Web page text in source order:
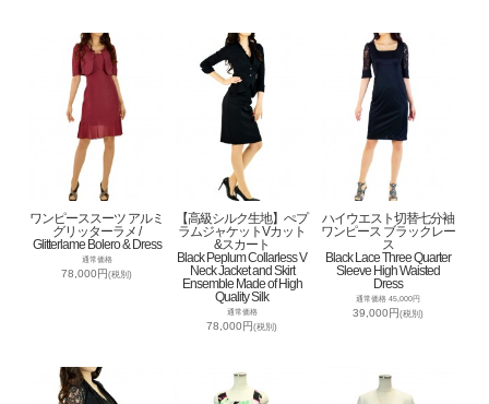
ワンピーススーツ アルミ
グリッターラメ /
Glitterlame Bolero & Dress
通常価格
78,000円(税別)
【高級シルク生地】ぺプ
ラムジャケットVカット
&スカート
Black Peplum Collarless V
Neck Jacket and Skirt
Ensemble Made of High
Quality Silk
通常価格
78,000円(税別)
ハイウエスト切替七分袖
ワンピース ブラックレー
ス
Black Lace Three Quarter
Sleeve High Waisted
Dress
通常価格 45,000円
39,000円(税別)